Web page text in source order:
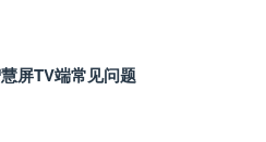
屏TV端常见问题